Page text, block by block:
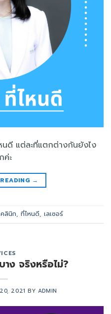
นดี แต่ละที่แตกต่างกันยังไง
ค่ะ
→
คลินิก, ที่ไหนดี, เลเซอร์
าง จริงหรือไม่?
2021 BY ADMIN